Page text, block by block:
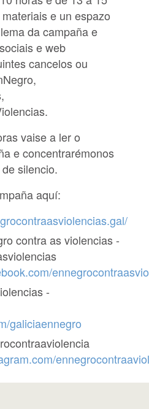
e un espazo
da campaña e
e web
cancelos ou
vaise a ler o
e concentrarémonos
silencio.
aquí:
contra as violencias -
-
galiciaennegro